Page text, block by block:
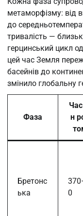
метаморфізму: від
до
тривалість —
герцинський цикл
цей час Земля
басейнів до
змінило глобальну
Фаза
н
Бретонс
ька
0